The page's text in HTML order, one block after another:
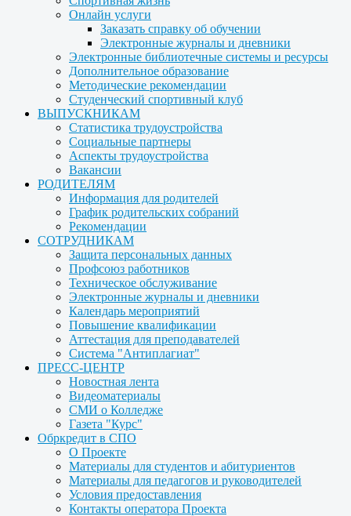
Онлайн услуги
Заказать справку об обучении
Электронные журналы и дневники
Электронные библиотечные системы и ресурсы
Дополнительное образование
Методические рекомендации
Студенческий спортивный клуб
ВЫПУСКНИКАМ
Статистика трудоустройства
Социальные партнеры
Аспекты трудоустройства
Вакансии
РОДИТЕЛЯМ
Информация для родителей
График родительских собраний
Рекомендации
СОТРУДНИКАМ
Защита персональных данных
Профсоюз работников
Техническое обслуживание
Электронные журналы и дневники
Календарь мероприятий
Повышение квалификации
Аттестация для преподавателей
Система "Антиплагиат"
ПРЕСС-ЦЕНТР
Новостная лента
Видеоматериалы
СМИ о Колледже
Газета "Курс"
Обркредит в СПО
О Проекте
Материалы для студентов и абитуриентов
Материалы для педагогов и руководителей
Условия предоставления
Контакты оператора Проекта